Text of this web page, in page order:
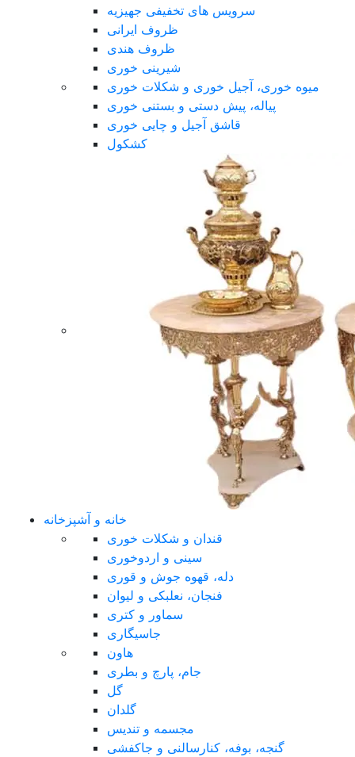
سرویس های تخفیفی جهیزیه
ظروف ایرانی
ظروف هندی
شیرینی خوری
میوه خوری، آجیل خوری و شکلات خوری
پیاله، پیش دستی و بستنی خوری
قاشق آجیل و چایی خوری
کشکول
خانه و آشپزخانه
قندان و شکلات خوری
سینی و اردوخوری
دله، قهوه جوش و قوری
فنجان، نعلبکی و لیوان
سماور و کتری
جاسیگاری
هاون
جام، پارچ و بطری
گل
گلدان
مجسمه و تندیس
گنجه، بوفه، کنارسالنی و جاکفشی